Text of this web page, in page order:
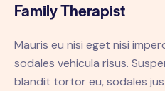
Family Therapist
Mauris eu nisi eget nisi
sodales vehicula risus.
blandit tortor eu, sodales